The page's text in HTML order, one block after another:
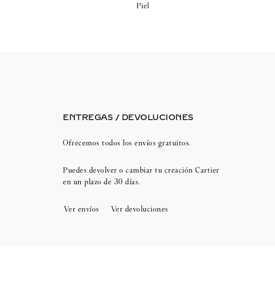
Piel
ENTREGAS / DEVOLUCIONES​
Ofrecemos todos los envíos gratuitos.
Puedes devolver o cambiar tu creación Cartier
en un plazo de 30 días.​
Ver envíos Ver devoluciones